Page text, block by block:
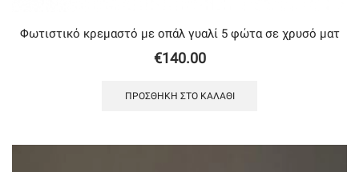
Φωτιστικό κρεμαστό με oπάλ γυαλί 5 φώτα σε χρυσό ματ
€140.00
ΠΡΟΣΘΉΚΗ ΣΤΟ ΚΑΛΆΘΙ